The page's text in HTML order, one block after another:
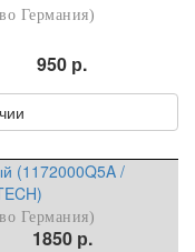
Германия)
950 р.
(1172000Q5A /
Германия)
1850 р.